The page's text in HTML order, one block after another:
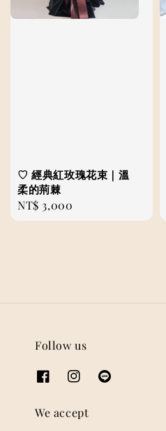
♡ 經典紅玫瑰花束｜溫
柔的荊棘
Regular
price
NT$ 3,000
Follow us
We accept